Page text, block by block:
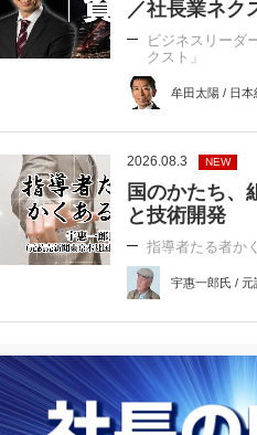
／社長業ネク
ビジネスリーダ
クスト」
牟田太陽 / 日
2026.08.3 NEW
国のかたち、
と技術開発
指導者たる者か
宇惠一郎氏 /